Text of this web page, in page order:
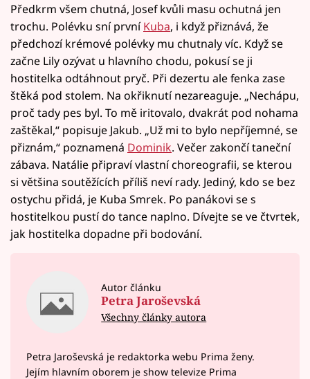
Předkrm všem chutná, Josef kvůli masu ochutná jen
trochu. Polévku sní prvníKuba, i když přiznává, že
předchozí krémové polévky mu chutnaly víc. Když se
začne Lily ozývat u hlavního chodu, pokusí se ji
hostitelka odtáhnout pryč. Při dezertu ale fenka zase
štěká pod stolem. Na okřiknutí nezareaguje. „Nechápu,
proč tady pes byl. To mě iritovalo, dvakrát pod nohama
zaštěkal,“ popisuje Jakub. „Už mi to bylo nepříjemné, se
přiznám,“ poznamená Dominik. Večer zakončí taneční
zábava. Natálie připraví vlastní choreografii, se kterou
si většina soutěžících příliš neví rady. Jediný, kdo se bez
ostychu přidá, je Kuba Smrek. Po panákovi se s
hostitelkou pustí do tance naplno. Dívejte se ve čtvrtek,
jak hostitelka dopadne při bodování.
Autor článku
Petra Jaroševská
Všechny články autora
Petra Jaroševská je redaktorka webu Prima ženy.
Jejím hlavním oborem je show televize Prima